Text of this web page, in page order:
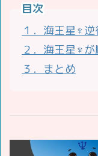
目次
１．海王星♆
２．海王星♆
３．まとめ